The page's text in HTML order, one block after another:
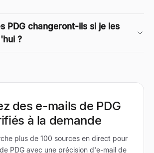
PDG changeront-ils si je les
?
des e-mails de PDG
à la demande
plus de 100 sources en direct pour
PDG avec une précision d'e-mail de